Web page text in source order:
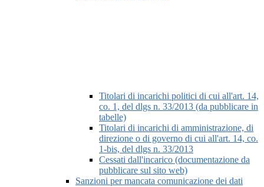
Titolari di incarichi politici di cui all'art. 14,
co. 1, del dlgs n. 33/2013 (da pubblicare in
tabelle)
Titolari di incarichi di amministrazione, di
direzione o di governo di cui all'art. 14, co.
1-bis, del dlgs n. 33/2013
Cessati dall'incarico (documentazione da
pubblicare sul sito web)
Sanzioni per mancata comunicazione dei dati